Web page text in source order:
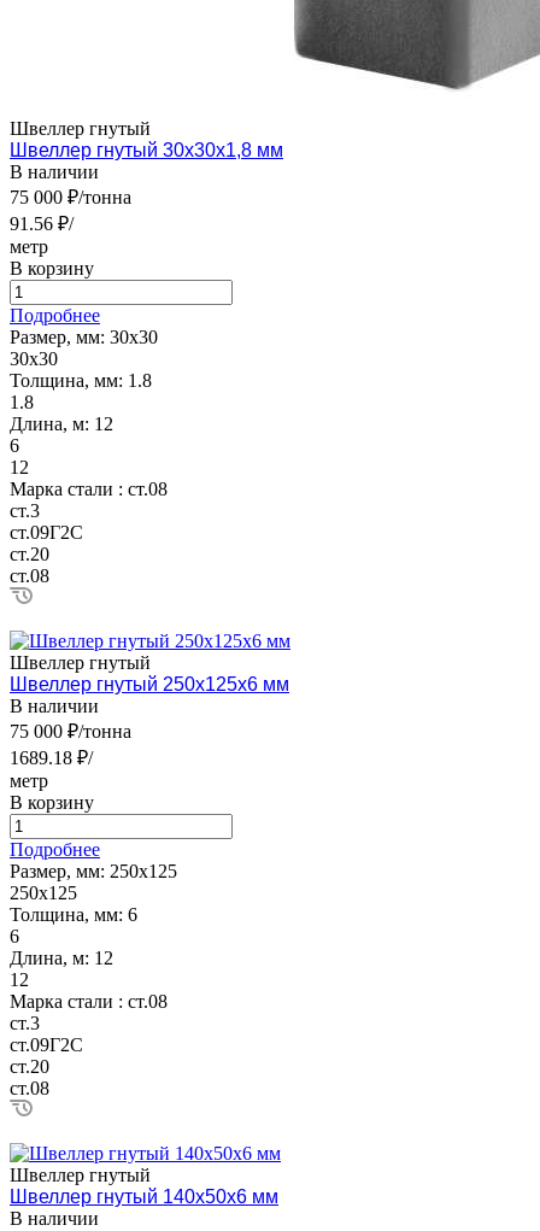
Швеллер гнутый
Швеллер гнутый 30х30х1,8 мм
В наличии
75 000 ₽/тонна
91.56 ₽/
метр
В корзину
Подробнее
Размер, мм: 30х30
30х30
Толщина, мм: 1.8
1.8
Длина, м: 12
6
12
Марка стали : ст.08
ст.3
ст.09Г2С
ст.20
ст.08
Швеллер гнутый
Швеллер гнутый 250х125х6 мм
В наличии
75 000 ₽/тонна
1689.18 ₽/
метр
В корзину
Подробнее
Размер, мм: 250х125
250х125
Толщина, мм: 6
6
Длина, м: 12
12
Марка стали : ст.08
ст.3
ст.09Г2С
ст.20
ст.08
Швеллер гнутый
Швеллер гнутый 140х50х6 мм
В наличии